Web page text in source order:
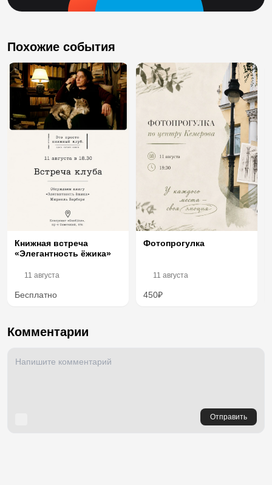
Похожие события
Книжная встреча
«Элегантность ёжика»
11 августа
Бесплатно
Фотопрогулка
11 августа
450₽
Комментарии
Отправить